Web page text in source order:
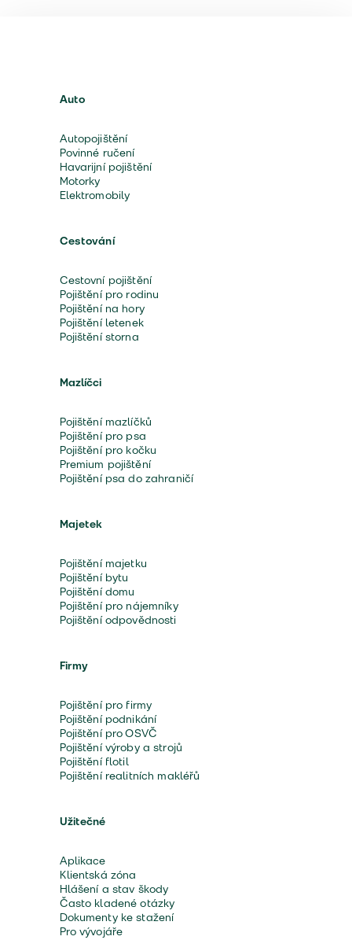
Auto
Autopojištění
Povinné ručení
Havarijní pojištění
Motorky
Elektromobily
Cestování
Cestovní pojištění
Pojištění pro rodinu
Pojištění na hory
Pojištění letenek
Pojištění storna
Mazlíčci
Pojištění mazlíčků
Pojištění pro psa
Pojištění pro kočku
Premium pojištění
Pojištění psa do zahraničí
Majetek
Pojištění majetku
Pojištění bytu
Pojištění domu
Pojištění pro nájemníky
Pojištění odpovědnosti
Firmy
Pojištění pro firmy
Pojištění podnikání
Pojištění pro OSVČ
Pojištění výroby a strojů
Pojištění flotil
Pojištění realitních makléřů
Užitečné
Aplikace
Klientská zóna
Hlášení a stav škody
Často kladené otázky
Dokumenty ke stažení
Pro vývojáře